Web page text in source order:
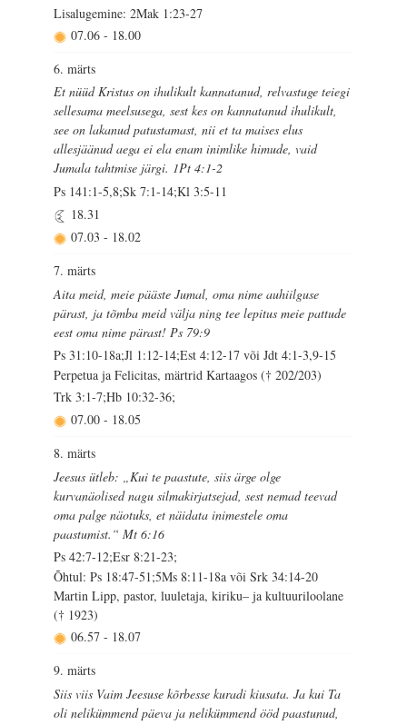
Lisalugemine: 2Mak 1:23-27
07.06 - 18.00
6. märts
Et nüüd Kristus on ihulikult kannatanud, relvastuge teiegi
sellesama meelsusega, sest kes on kannatanud ihulikult,
see on lakanud patustamast, nii et ta maises elus
allesjäänud aega ei ela enam inimlike himude, vaid
Jumala tahtmise järgi. 1Pt 4:1-2
Ps 141:1-5,8;Sk 7:1-14;Kl 3:5-11
18.31
07.03 - 18.02
7. märts
Aita meid, meie pääste Jumal, oma nime auhiilguse
pärast, ja tõmba meid välja ning tee lepitus meie pattude
eest oma nime pärast! Ps 79:9
Ps 31:10-18a;Jl 1:12-14;Est 4:12-17 või Jdt 4:1-3,9-15
Perpetua ja Felicitas, märtrid Kartaagos († 202/203)
Trk 3:1-7;Hb 10:32-36;
07.00 - 18.05
8. märts
Jeesus ütleb: „Kui te paastute, siis ärge olge
kurvanäolised nagu silmakirjatsejad, sest nemad teevad
oma palge näotuks, et näidata inimestele oma
paastumist.“ Mt 6:16
Ps 42:7-12;Esr 8:21-23;
Õhtul: Ps 18:47-51;5Ms 8:11-18a või Srk 34:14-20
Martin Lipp, pastor, luuletaja, kiriku– ja kultuuriloolane
(† 1923)
06.57 - 18.07
9. märts
Siis viis Vaim Jeesuse kõrbesse kuradi kiusata. Ja kui Ta
oli nelikümmend päeva ja nelikümmend ööd paastunud,